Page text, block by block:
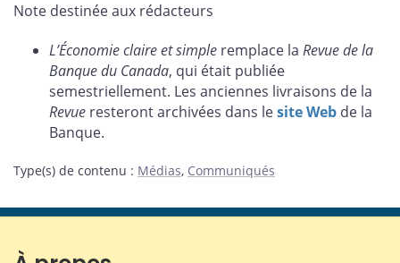
Note destinée aux rédacteurs
L’Économie claire et simple remplace la Revue de la
Banque du Canada, qui était publiée
semestriellement. Les anciennes livraisons de la
Revue resteront archivées dans lesite Web de la
Banque.
Type(s) de contenu : Médias, Communiqués